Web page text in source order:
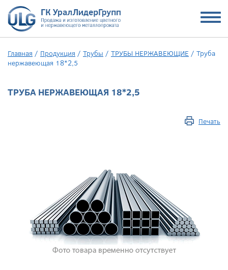
Главная / Продукция / Трубы / ТРУБЫ НЕРЖАВЕЮЩИЕ / Труба
нержавеющая 18*2,5
ТРУБА НЕРЖАВЕЮЩАЯ 18*2,5
Печать